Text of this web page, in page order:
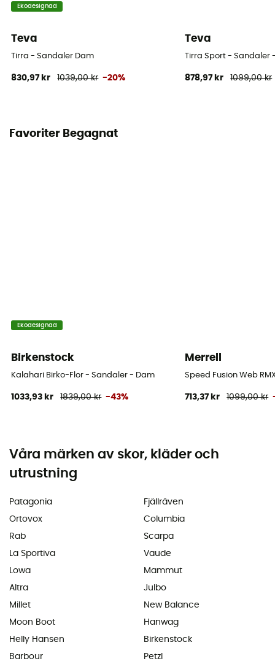
Ekodesignad
Teva
Tirra - Sandaler Dam
830,97 kr 1039,00 kr -20%
Teva
Tirra Sport - Sandaler
878,97 kr 1099,00 kr
Favoriter Begagnat
Ekodesignad
Birkenstock
Kalahari Birko-Flor - Sandaler - Dam
1033,93 kr 1839,00 kr -43%
Merrell
Speed Fusion Web
713,37 kr 1099,00 kr
Våra märken av skor, kläder och
utrustning
Patagonia
Ortovox
Rab
La Sportiva
Lowa
Altra
Millet
Moon Boot
Helly Hansen
Barbour
Fjällräven
Columbia
Scarpa
Vaude
Mammut
Julbo
New Balance
Hanwag
Birkenstock
Petzl